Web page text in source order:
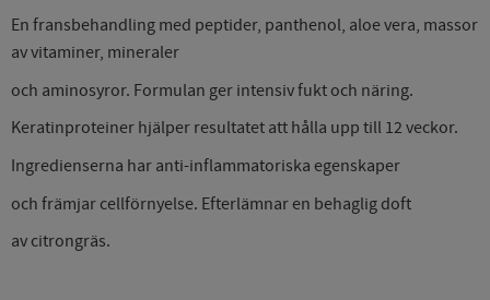
En fransbehandling med peptider, panthenol, aloe vera, massor
av vitaminer, mineraler
och aminosyror. Formulan ger intensiv fukt och näring.
Keratinproteiner hjälper resultatet att hålla upp till 12 veckor.
Ingredienserna har anti-inflammatoriska egenskaper
och främjar cellförnyelse. Efterlämnar en behaglig doft
av citrongräs.